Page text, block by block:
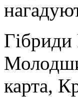
Гібриди
карта,